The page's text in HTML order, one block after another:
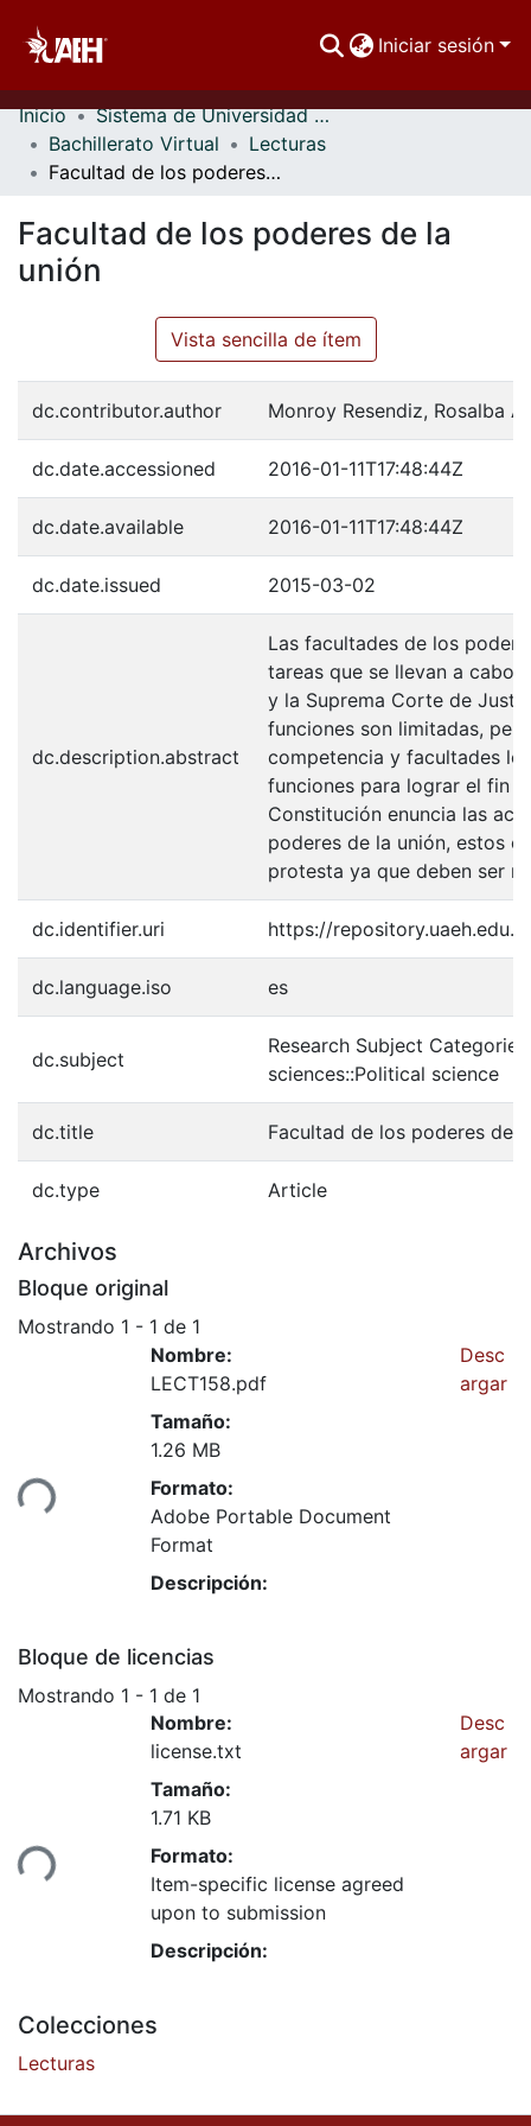
Iniciar sesión
Comunidades
Buscar Por
Estadísticas
Inicio
Sistema de Universidad Virtual
Bachillerato Virtual
Lecturas
Facultad de los poderes de la unión
Facultad de los poderes de la
unión
Vista sencilla de ítem
dc.contributor.author Monroy Resendiz, Rosalba
dc.date.accessioned 2016-01-11T17:48:44Z
dc.date.available 2016-01-11T17:48:44Z
dc.date.issued 2015-03-02
dc.description.abstract
Las facultades de los
tareas que se llevan a cabo
y la Suprema Corte de
funciones son limitadas,
competencia y facultades
funciones para lograr el fin
Constitución enuncia las
poderes de la unión, estos
protesta ya que deben ser
dc.identifier.uri https://
dc.language.iso es
dc.subject
Research Subject
sciences::Political science
dc.title Facultad de los poderes de
dc.type Article
Archivos
Bloque original
Mostrando 1 - 1 de 1
Nombre:
LECT158.pdf
Tamaño:
1.26 MB
Formato:
Adobe Portable Document
Format
Descripción:
Desc
argar
Bloque de licencias
Mostrando 1 - 1 de 1
Nombre:
license.txt
Tamaño:
1.71 KB
Formato:
Item-specific license agreed
upon to submission
Descripción:
Desc
argar
Colecciones
Lecturas